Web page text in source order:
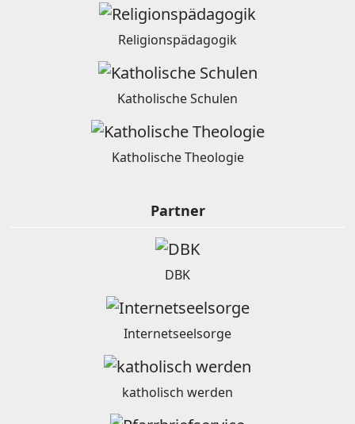
Religionspädagogik
Katholische Schulen
Katholische Theologie
Partner
DBK
Internetseelsorge
katholisch werden